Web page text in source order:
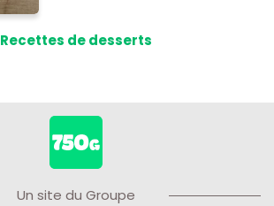
Recettes de desserts
Un site du Groupe